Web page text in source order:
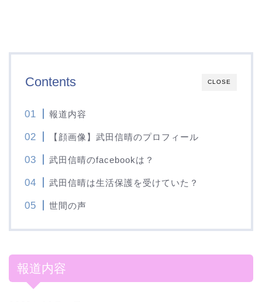
CLOSE
Contents
報道内容
【顔画像】武田信晴のプロフィール
武田信晴のfacebookは？
武田信晴は生活保護を受けていた？
世間の声
報道内容